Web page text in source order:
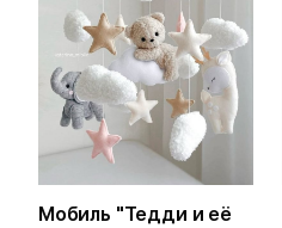
Мобиль "Тедди и её